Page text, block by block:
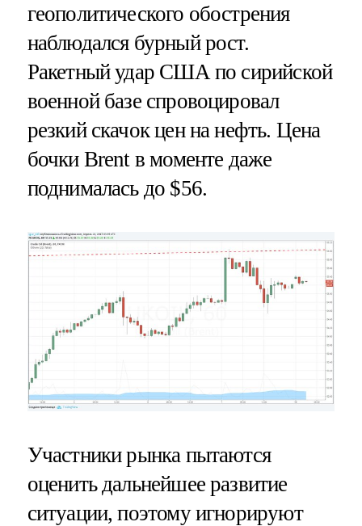
геополитического обострения
наблюдался бурный рост.
Ракетный удар США по сирийской
военной базе спровоцировал
резкий скачок цен на нефть. Цена
бочки Brent в моменте даже
поднималась до $56.
Участники рынка пытаются
оценить дальнейшее развитие
ситуации, поэтому игнорируют